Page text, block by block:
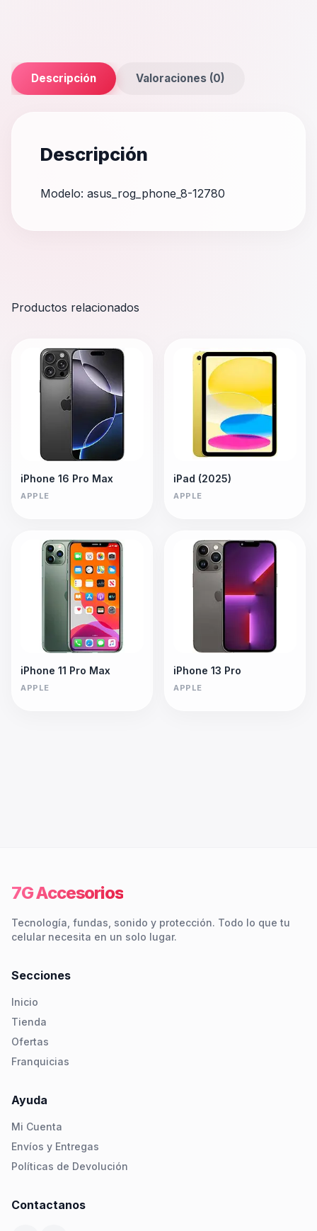
Descripción Valoraciones (0)
Descripción
Modelo: asus_rog_phone_8-12780
Productos relacionados
iPhone 16 Pro Max
APPLE
iPad (2025)
APPLE
iPhone 11 Pro Max
APPLE
iPhone 13 Pro
APPLE
7G Accesorios
Tecnología, fundas, sonido y protección. Todo lo que tu
celular necesita en un solo lugar.
Secciones
Inicio
Tienda
Ofertas
Franquicias
Ayuda
Mi Cuenta
Envíos y Entregas
Políticas de Devolución
Contactanos